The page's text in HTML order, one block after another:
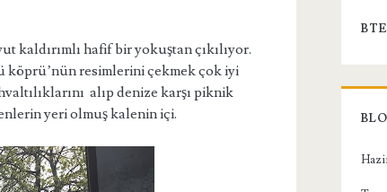
hafif bir yokuştan çıkılıyor.
köprü’nün resimlerini çekmek çok iyi
alıp denize karşı piknik
yeri olmuş kalenin içi.